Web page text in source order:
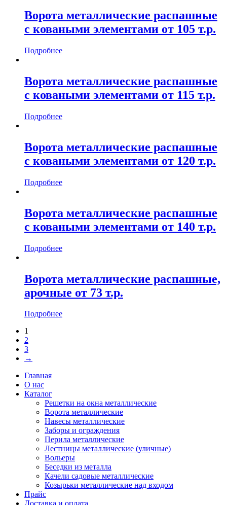
Ворота металлические распашные
с коваными элементами от 105 т.р.
Подробнее
Ворота металлические распашные
с коваными элементами от 115 т.р.
Подробнее
Ворота металлические распашные
с коваными элементами от 120 т.р.
Подробнее
Ворота металлические распашные
с коваными элементами от 140 т.р.
Подробнее
Ворота металлические распашные,
арочные от 73 т.р.
Подробнее
1
2
3
→
Главная
О нас
Каталог
Решетки на окна металлические
Ворота металлические
Навесы металлические
Заборы и ограждения
Перила металлические
Лестницы металлические (уличные)
Вольеры
Беседки из металла
Качели садовые металлические
Козырьки металлические над входом
Прайс